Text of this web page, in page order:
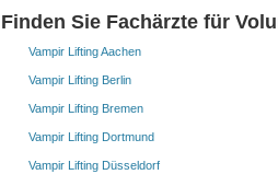
Finden Sie Fachärzte für
Vampir Lifting Aachen
Vampir Lifting Berlin
Vampir Lifting Bremen
Vampir Lifting Dortmund
Vampir Lifting Düsseldorf